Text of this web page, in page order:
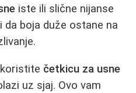
iste ili slične nijanse
da boja duže ostane na
četkicu za usne
uz sjaj. Ovo vam